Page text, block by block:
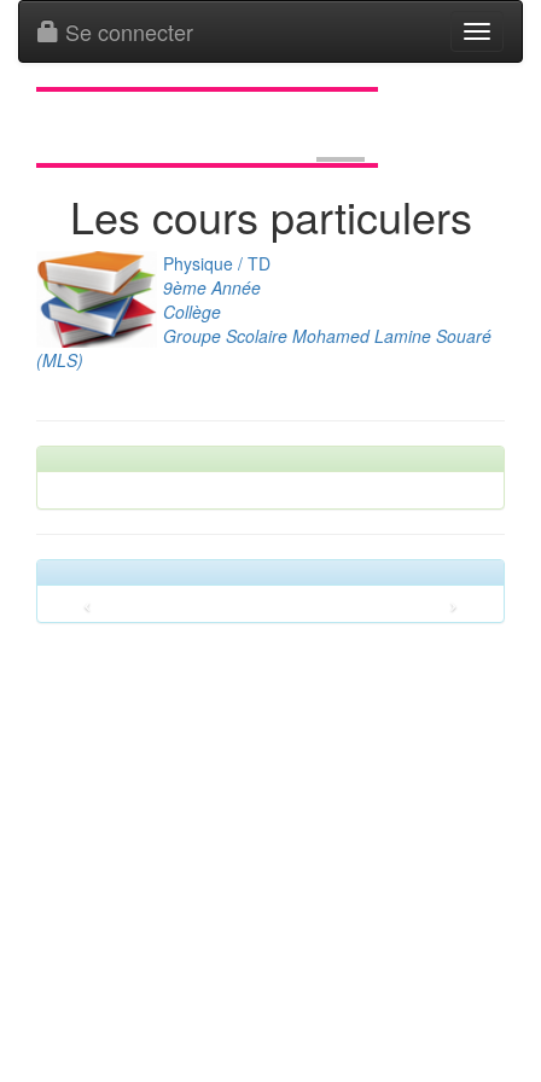
Toggle
Se connecter
Les cours particulers
Physique / TD
9ème Année
Collège
Groupe Scolaire Mohamed Lamine Souaré
(MLS)